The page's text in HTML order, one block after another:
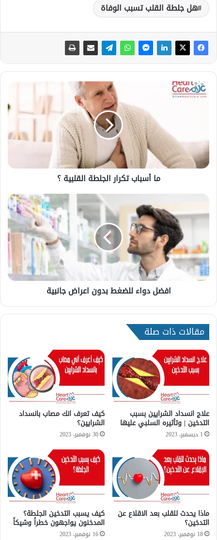
هل جلطة القلب تسبب الوفاة
ما
أسباب
ما أسباب تكرار الجلطة القلبية ؟
للضغط
اعراض
جانبية
افضل دواء للضغط بدون اعراض جانبية
مقالات ذات صلة
علاج انسداد الشرايين بسبب
التدخين | وتأثيره السلبي عليها
1 ديسمبر، 2023
كيف تعرف انك مصاب بانسداد
الشرايين؟
30 نوفمبر، 2023
ماذا يحدث للقلب بعد الاقلاع عن
التدخين؟
18 نوفمبر، 2023
كيف يسبب التدخين الجلطة؟
المدخنون يواجهون خطراً وشيكاً
16 نوفمبر، 2023